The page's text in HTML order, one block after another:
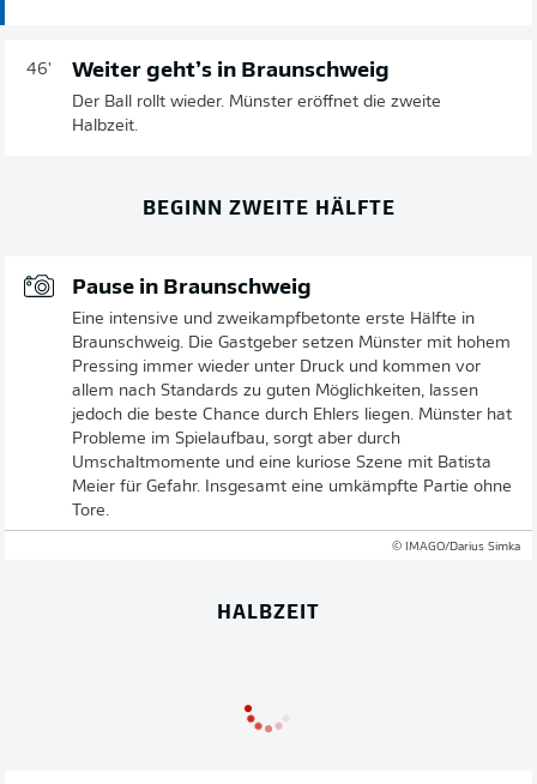
46' Weiter geht’s in Braunschweig
Der Ball rollt wieder. Münster eröffnet die zweite
Halbzeit.
BEGINN ZWEITE HÄLFTE
Pause in Braunschweig
Eine intensive und zweikampfbetonte erste Hälfte in
Braunschweig. Die Gastgeber setzen Münster mit hohem
Pressing immer wieder unter Druck und kommen vor
allem nach Standards zu guten Möglichkeiten, lassen
jedoch die beste Chance durch Ehlers liegen. Münster hat
Probleme im Spielaufbau, sorgt aber durch
Umschaltmomente und eine kuriose Szene mit Batista
Meier für Gefahr. Insgesamt eine umkämpfte Partie ohne
Tore.
© IMAGO/Darius Simka
HALBZEIT